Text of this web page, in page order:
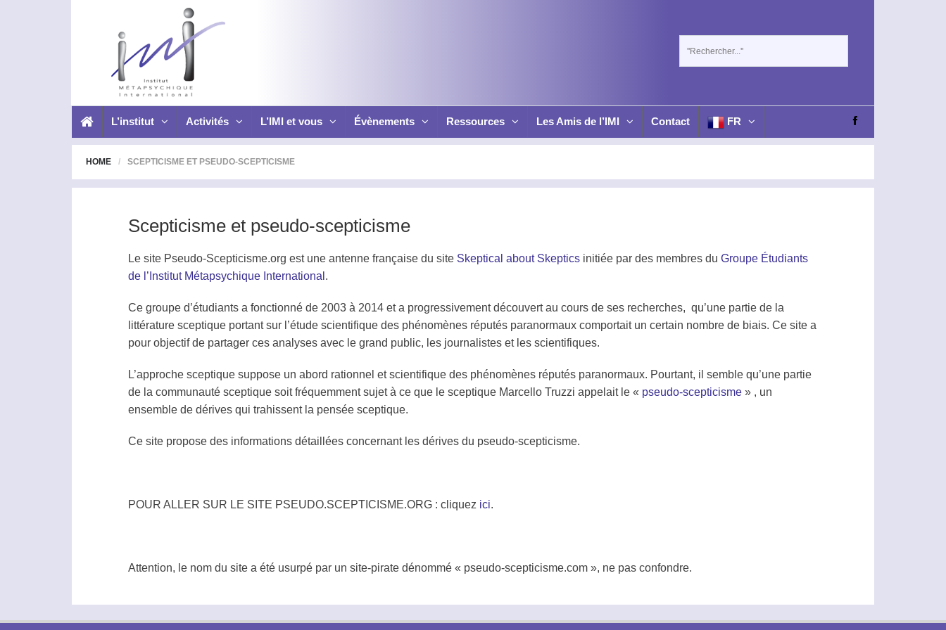
L’institut Activités L’IMI et vous Évènements Ressources Les Amis de l’IMI Contact FR
HOME SCEPTICISME ET PSEUDO-SCEPTICISME
Scepticisme et pseudo-scepticisme
Le site Pseudo-Scepticisme.org est une antenne française du site Skeptical about Skeptics initiée par des membres du Groupe Étudiants
de l’Institut Métapsychique International .
Ce groupe d’étudiants a fonctionné de 2003 à 2014 et a progressivement découvert au cours de ses recherches, qu’une partie de la
littérature sceptique portant sur l’étude scientifique des phénomènes réputés paranormaux comportait un certain nombre de biais. Ce site a
pour objectif de partager ces analyses avec le grand public, les journalistes et les scientifiques.
L’approche sceptique suppose un abord rationnel et scientifique des phénomènes réputés paranormaux. Pourtant, il semble qu’une partie
de la communauté sceptique soit fréquemment sujet à ce que le sceptique Marcello Truzzi appelait le « pseudo-scepticisme » , un
ensemble de dérives qui trahissent la pensée sceptique.
Ce site propose des informations détaillées concernant les dérives du pseudo-scepticisme.
POUR ALLER SUR LE SITE PSEUDO.SCEPTICISME.ORG : cliquez ici.
Attention, le nom du site a été usurpé par un site-pirate dénommé « pseudo-scepticisme.com », ne pas confondre.